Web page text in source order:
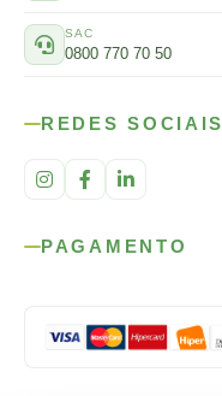
SAC
0800 770 70 50
REDES SOCIAIS
PAGAMENTO